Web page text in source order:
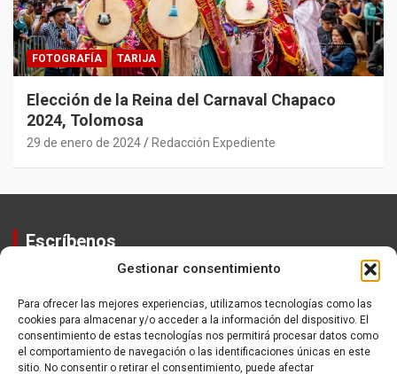
Gestionar consentimiento
Para ofrecer las mejores experiencias, utilizamos tecnologías como las
cookies para almacenar y/o acceder a la información del dispositivo. El
consentimiento de estas tecnologías nos permitirá procesar datos como
el comportamiento de navegación o las identificaciones únicas en este
sitio. No consentir o retirar el consentimiento, puede afectar
FOTOGRAFÍA TARIJA
Elección de la Reina del Carnaval Chapaco
2024, Tolomosa
29 de enero de 2024 Redacción Expediente
Escríbenos
Equipo
Política de Privacidad